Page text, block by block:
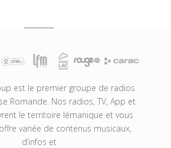
est le premier groupe de radios
Romande. Nos radios, TV, App et
le territoire lémanique et vous
variée de contenus musicaux,
d’infos et